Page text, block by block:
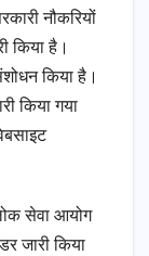
नौकरियों
किया है।
किया है।
किया गया
सेवा आयोग
जारी किया